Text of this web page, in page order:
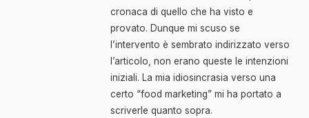
cronaca di quello che ha visto e
provato. Dunque mi scuso se
l’intervento è sembrato indirizzato verso
l’articolo, non erano queste le intenzioni
iniziali. La mia idiosincrasia verso una
certo “food marketing” mi ha portato a
scriverle quanto sopra.